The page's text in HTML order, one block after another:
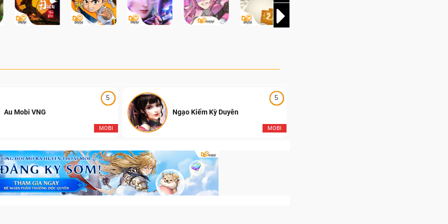
của Đột Kích Việt Nam.
5
MOBI
Au Mobi VNG
5
MOBI
Ngạo Kiếm Kỳ Duyên